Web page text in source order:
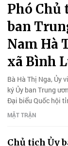
Phó
ban
Nam Hà
xã Bình
Bà Hà Thị Nga, Ủy
ký Ủy ban Trung
Đại biểu Quốc hội
MẶT TRẬN
Chủ tịch Ủy